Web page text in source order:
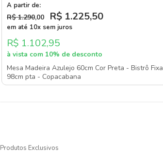
A partir de:
R$ 1.290,00 R$ 1.225,50
em até 10x sem juros
R$ 1.102,95
à vista com 10% de desconto
Mesa Madeira Azulejo 60cm Cor Preta - Bistrô Fixa
98cm pta - Copacabana
Produtos Exclusivos